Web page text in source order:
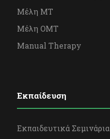
Μέλη ΜΤ
Μέλη OΜΤ
Manual Therapy
Εκπαίδευση
Εκπαιδευτικά Σεμινάρια